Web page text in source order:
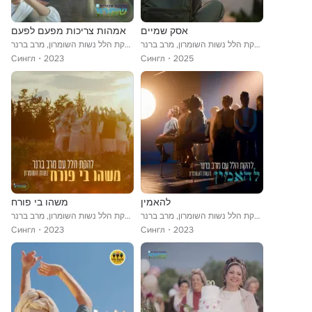
אמהות צריכות מפעם לפעם
להקת הלל נשות השומרון, מרב ברנר
Сингл
2023
אסק שמיים
להקת הלל נשות השומרון, מרב ברנר
Сингл
2025
משהו בי פורח
להקת הלל נשות השומרון, מרב ברנר
Сингл
2023
להאמין
להקת הלל נשות השומרון, מרב ברנר
Сингл
2023